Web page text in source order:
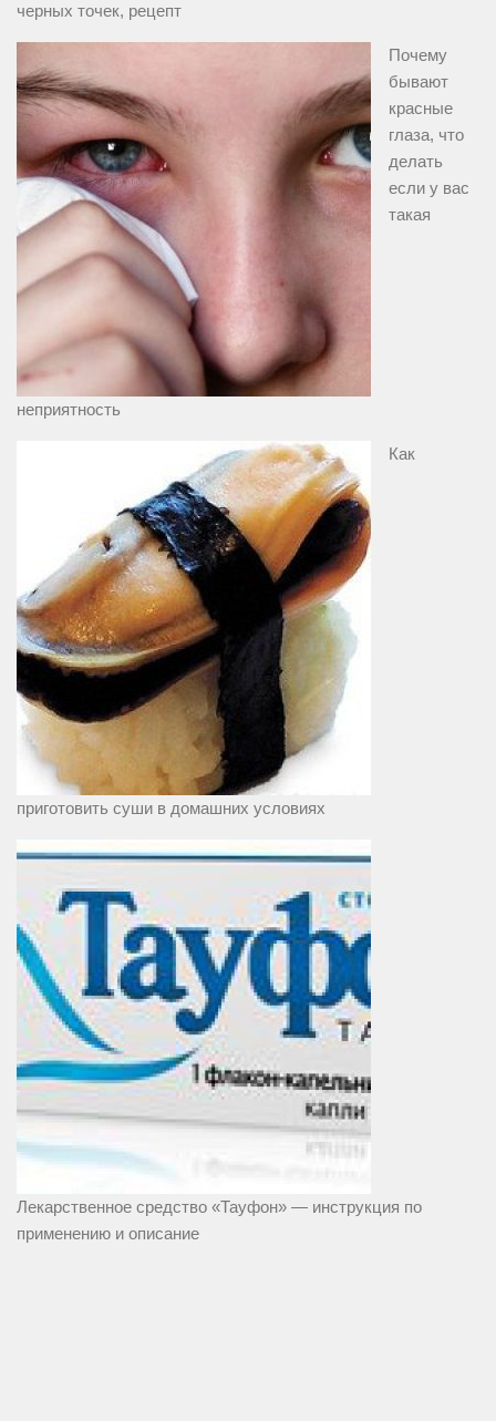
черных точек, рецепт
Почему
бывают
красные
глаза, что
делать
если у вас
такая
неприятность
Как
приготовить суши в домашних условиях
Лекарственное средство «Тауфон» — инструкция по
применению и описание